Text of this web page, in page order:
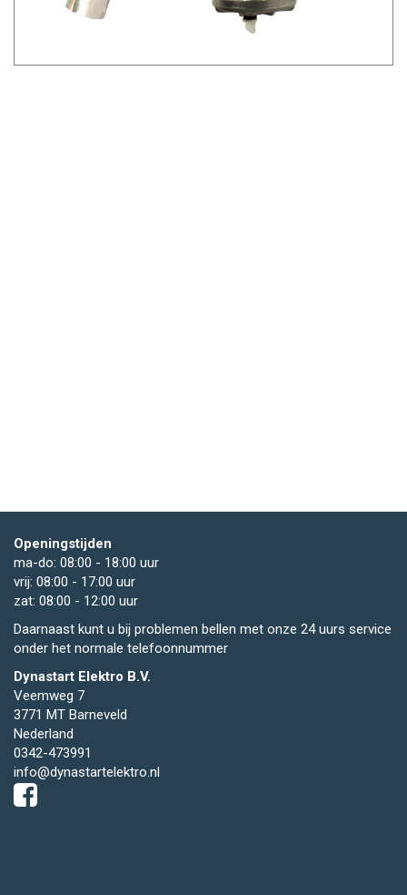
Openingstijden
ma-do: 08:00 - 18:00 uur
vrij: 08:00 - 17:00 uur
zat: 08:00 - 12:00 uur
Daarnaast kunt u bij problemen bellen met onze 24 uurs service
onder het normale telefoonnummer
Dynastart Elektro B.V.
Veemweg 7
3771 MT Barneveld
Nederland
0342-473991
info@dynastartelektro.nl